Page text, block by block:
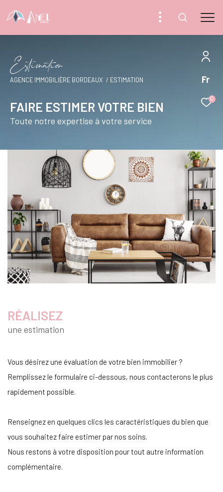
Fr
0
Esimaio
AGENCE IMMOBILIÈRE BORDEAUX ESTIMATION
FAIRE ESTIMER VOTRE BIEN
Toute notre expertise à votre service
RÉALISEZ
une estimation
Vous désirez une évaluation de votre bien immobilier ?
Remplissez le formulaire ci-dessous, nous contacterons le plus
rapidement possible.
Renseignez en quelques clics les caractéristiques du bien que
vous souhaitez faire estimer par nos soins.
Nous restons à votre disposition pour tout autre information
complémentaire.